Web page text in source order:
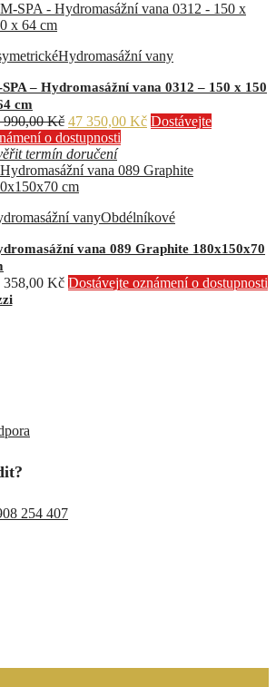
Hydromasážní vany
– Hydromasážní vana 0312 – 150 x 150
cm
990,00Kč Původní
cena
byla:
49
990,00 Kč.
47 350,00 KčAktuální
47
Dostávejte
o dostupnosti
termín doručení
vanyObdélníkové
vana 089 Graphite 180x150x70
358,00 Kč Dostávejte oznámení o dostupnosti
254 407